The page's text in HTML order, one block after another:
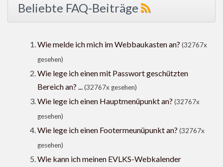
Beliebte FAQ-Beiträge
Wie melde ich mich im Webbaukasten an? (32767x
gesehen)
Wie lege ich einen mit Passwort geschützten
Bereich an? ...(32767x gesehen)
Wie lege ich einen Hauptmenüpunkt an? (32767x
gesehen)
Wie lege ich einen Footermeunüpunkt an? (32767x
gesehen)
Wie kann ich meinen EVLKS-Webkalender